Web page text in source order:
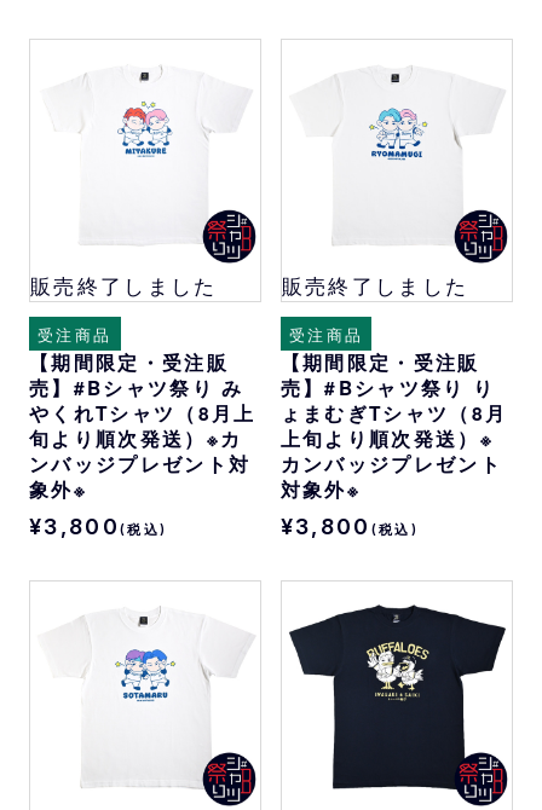
販売終了しました
受注商品
【期間限定・受注販
売】#Bシャツ祭り み
やくれTシャツ（8月上
旬より順次発送）※カ
ンバッジプレゼント対
象外※
¥3,800 (税込)
販売終了しました
受注商品
【期間限定・受注販
売】#Bシャツ祭り り
ょまむぎTシャツ（8月
上旬より順次発送）※
カンバッジプレゼント
対象外※
¥3,800 (税込)